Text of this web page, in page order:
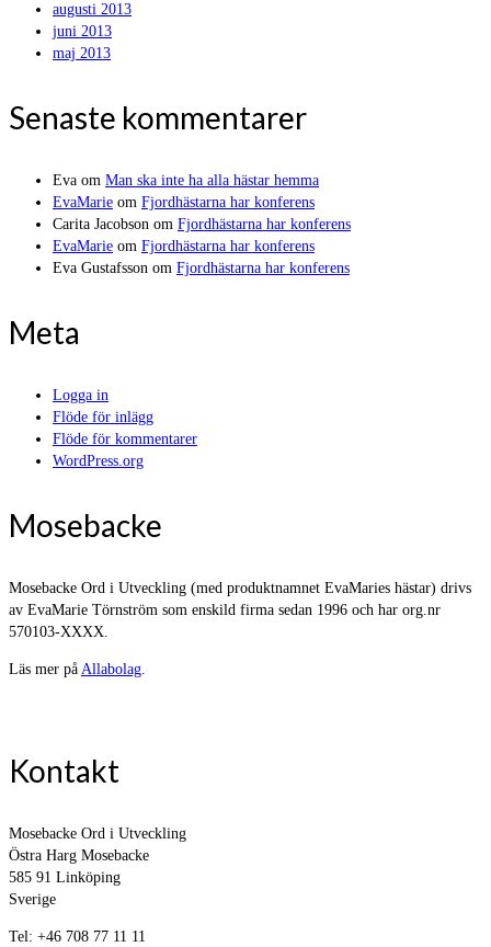
augusti 2013
juni 2013
maj 2013
Senaste kommentarer
Eva om Man ska inte ha alla hästar hemma
EvaMarie om Fjordhästarna har konferens
Carita Jacobson om Fjordhästarna har konferens
EvaMarie om Fjordhästarna har konferens
Eva Gustafsson om Fjordhästarna har konferens
Meta
Logga in
Flöde för inlägg
Flöde för kommentarer
WordPress.org
Mosebacke
Mosebacke Ord i Utveckling (med produktnamnet EvaMaries hästar) drivs
av EvaMarie Törnström som enskild firma sedan 1996 och har org.nr
570103-XXXX.
Läs mer på Allabolag.
Kontakt
Mosebacke Ord i Utveckling
Östra Harg Mosebacke
585 91 Linköping
Sverige
Tel: +46 708 77 11 11